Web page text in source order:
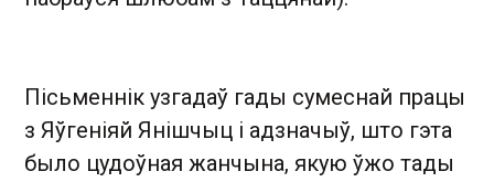
Пісьменнік узгадаў гады сумеснай працы
з Яўгеніяй Янішчыц і адзначыў, што гэта
было цудоўная жанчына, якую ўжо тады